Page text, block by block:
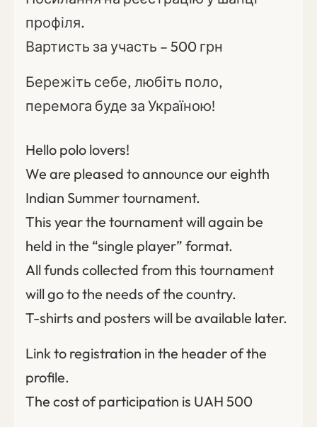
профіля.
Вартисть за участь – 500 грн
Бережіть себе, любіть поло,
перемога буде за Україною!
Hello polo lovers!
We are pleased to announce our eighth
Indian Summer tournament.
This year the tournament will again be
held in the “single player” format.
All funds collected from this tournament
will go to the needs of the country.
T-shirts and posters will be available later.
Link to registration in the header of the
profile.
The cost of participation is UAH 500